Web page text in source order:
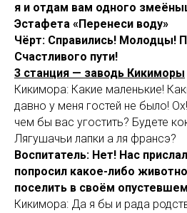
я и отдам вам одного
Эстафета «Перенеси воду»
Чёрт: Справились! Молодцы!
Счастливого пути!
3 станция — заводь Кикиморы
Кикимора: Какие маленькие!
давно у меня гостей не было!
чем бы вас угостить? Будете
Лягушачьи лапки а ля франсэ?
Воспитатель: Нет! Нас
попросил какое-либо
поселить в своём
Кикимора: Да я бы и рада